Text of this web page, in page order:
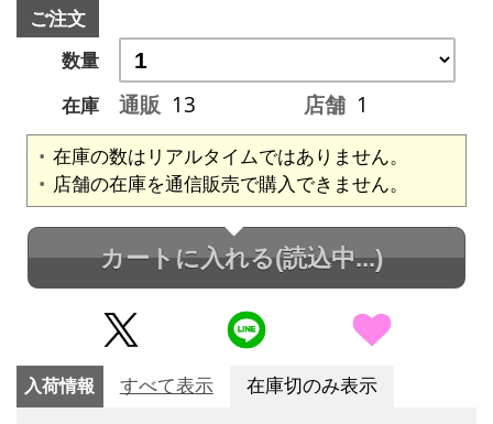
ご注文
数量
在庫
通販 13 店舗 1
在庫の数はリアルタイムではありません。
店舗の在庫を通信販売で購入できません。
カートに入れる(読込中...)
入荷情報 すべて表示 在庫切のみ表示